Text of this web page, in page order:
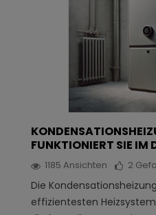
FUNKTIONIERT SIE IM
1185 Ansichten 2
Die
effizientesten